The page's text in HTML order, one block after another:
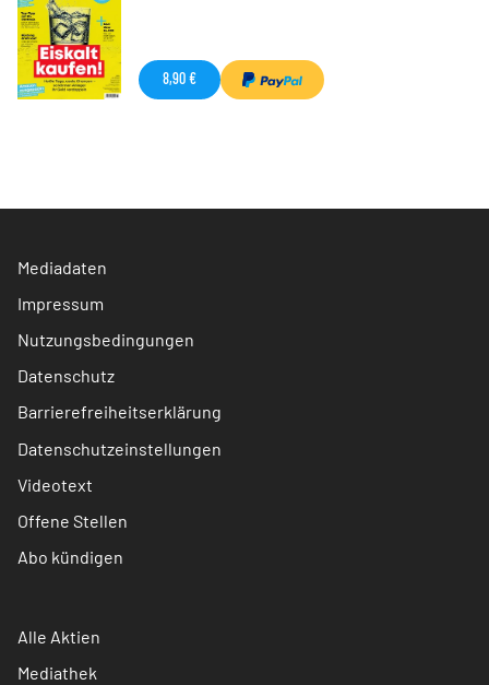
8,90 €
Mediadaten
Impressum
Nutzungsbedingungen
Datenschutz
Barrierefreiheitserklärung
Datenschutzeinstellungen
Videotext
Offene Stellen
Abo kündigen
Alle Aktien
Mediathek